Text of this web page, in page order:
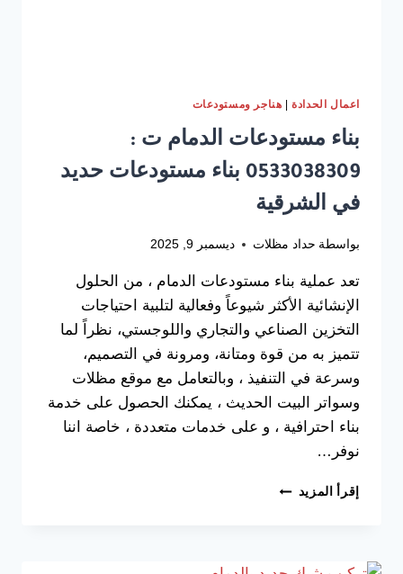
اعمال الحدادة| هناجر ومستودعات
بناء مستودعات الدمام ت :
0533038309 بناء مستودعات حديد
في الشرقية
بواسطة حداد مظلات ديسمبر 9, 2025
تعد عملية بناء مستودعات الدمام ، من الحلول
الإنشائية الأكثر شيوعاً وفعالية لتلبية احتياجات
التخزين الصناعي والتجاري واللوجستي، نظراً لما
تتميز به من قوة ومتانة، ومرونة في التصميم،
وسرعة في التنفيذ ، وبالتعامل مع موقع مظلات
وسواتر البيت الحديث ، يمكنك الحصول على خدمة
بناء احترافية ، و على خدمات متعددة ، خاصة اننا
نوفر…
إقرأ المزيد
بناء